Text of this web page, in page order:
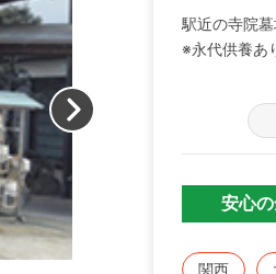
駅近の寺院墓
※永代供養あ
参道は、バ
しやすい。
地下鉄「九
お申込頂け
安心
関西